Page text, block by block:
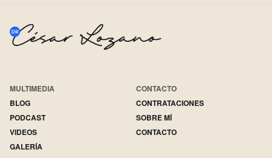
MULTIMEDIA
BLOG
PODCAST
VIDEOS
GALERÍA
CONTACTO
CONTRATACIONES
SOBRE MÍ
CONTACTO